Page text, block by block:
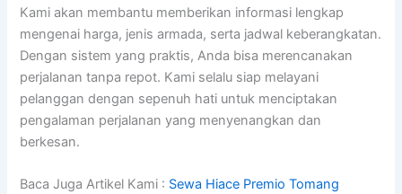
Kami akan membantu memberikan informasi lengkap
mengenai harga, jenis armada, serta jadwal keberangkatan.
Dengan sistem yang praktis, Anda bisa merencanakan
perjalanan tanpa repot. Kami selalu siap melayani
pelanggan dengan sepenuh hati untuk menciptakan
pengalaman perjalanan yang menyenangkan dan
berkesan.
Baca Juga Artikel Kami : Sewa Hiace Premio Tomang